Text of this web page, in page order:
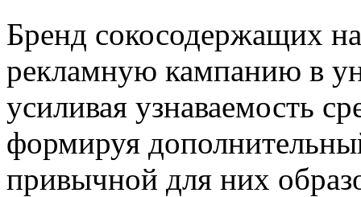
Бренд сокосодержащих
рекламную кампанию в
усиливая узнаваемость
формируя
привычной для них